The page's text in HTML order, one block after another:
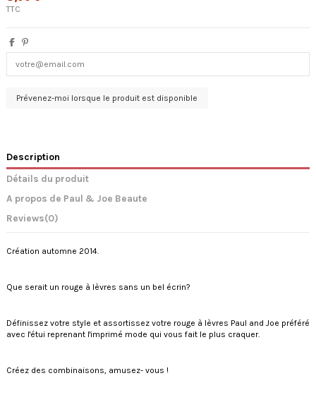
TTC
Description
Détails du produit
A propos de Paul & Joe Beaute
Reviews(0)
Création automne 2014.
Que serait un rouge à lèvres sans un bel écrin?
Définissez votre style et assortissez votre rouge à lèvres Paul and Joe préféré
avec l'étui reprenant l'imprimé mode qui vous fait le plus craquer.
Créez des combinaisons, amusez- vous !